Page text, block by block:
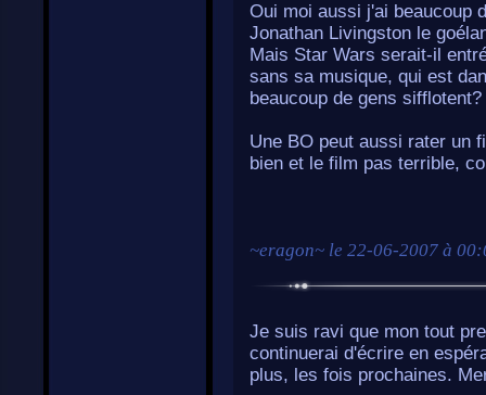
Oui moi aussi j'ai beaucoup
Jonathan Livingston le
Mais Star Wars serait-il
sans sa musique, qui est
beaucoup de gens sifflotent?
Une BO peut aussi rater un
bien et le film pas terrible,
~eragon~ le 22-06-2007 à
Je suis ravi que mon tout
continuerai d'écrire en
plus, les fois prochaines.